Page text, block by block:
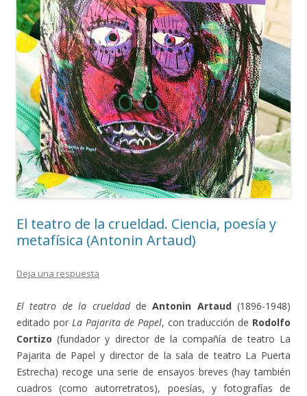
El teatro de la crueldad. Ciencia, poesía y
metafísica (Antonin Artaud)
Deja una respuesta
El teatro de la crueldaddeAntonin Artaud(1896-1948)
editado por La Pajarita de Papel, con traducción de Rodolfo
Cortizo (fundador y director de la compañía de teatro La
Pajarita de Papel y director de la sala de teatro La Puerta
Estrecha) recoge una serie de ensayos breves (hay también
cuadros (como autorretratos), poesías, y fotografías de